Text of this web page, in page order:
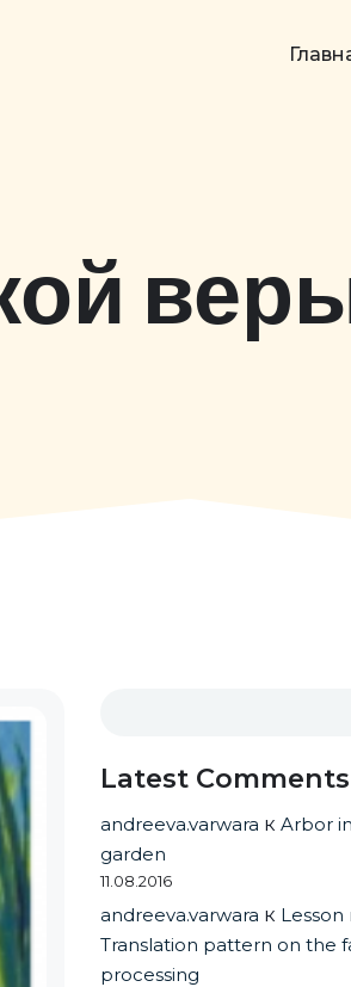
Latest Comments
andreeva.varwara кArbor
garden
11.08.2016
andreeva.varwara к
Translation pattern on the
processing